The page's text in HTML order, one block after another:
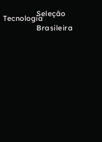
Tecnologia
Seleção
Brasileira